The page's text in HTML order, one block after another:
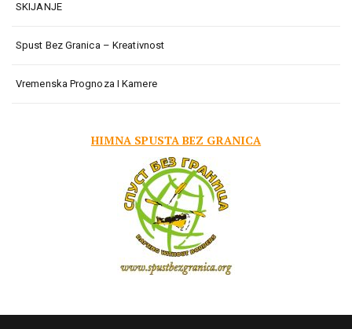
SKIJANJE
Spust Bez Granica – Kreativnost
Vremenska Prognoza I Kamere
HIMNA SPUSTA BEZ GRANICA